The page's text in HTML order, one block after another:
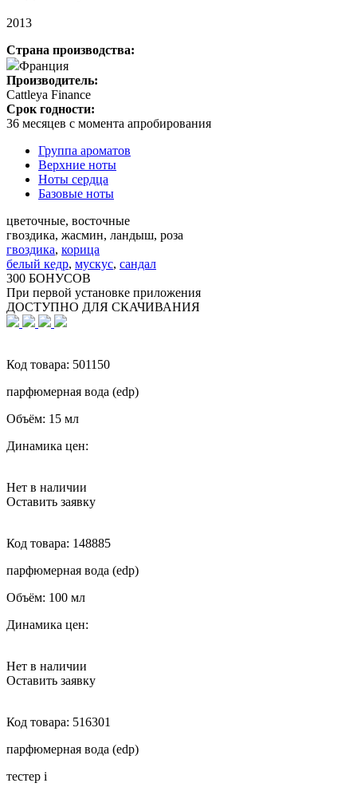
2013
Страна производства:
Франция
Производитель:
Cattleya Finance
Срок годности:
36 месяцев с момента апробирования
Группа ароматов
Верхние ноты
Ноты сердца
Базовые ноты
цветочные, восточные
гвоздика, жасмин, ландыш, роза
гвоздика, корица
белый кедр, мускус, сандал
300 БОНУСОВ
При первой установке приложения
ДОСТУПНО ДЛЯ СКАЧИВАНИЯ
Код товара: 501150
парфюмерная вода (edp)
Объём: 15 мл
Динамика цен:
Нет в наличии
Оставить заявку
Код товара: 148885
парфюмерная вода (edp)
Объём: 100 мл
Динамика цен:
Нет в наличии
Оставить заявку
Код товара: 516301
парфюмерная вода (edp)
тестер i